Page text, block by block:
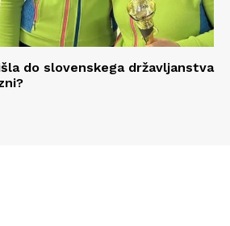
do slovenskega državljanstva